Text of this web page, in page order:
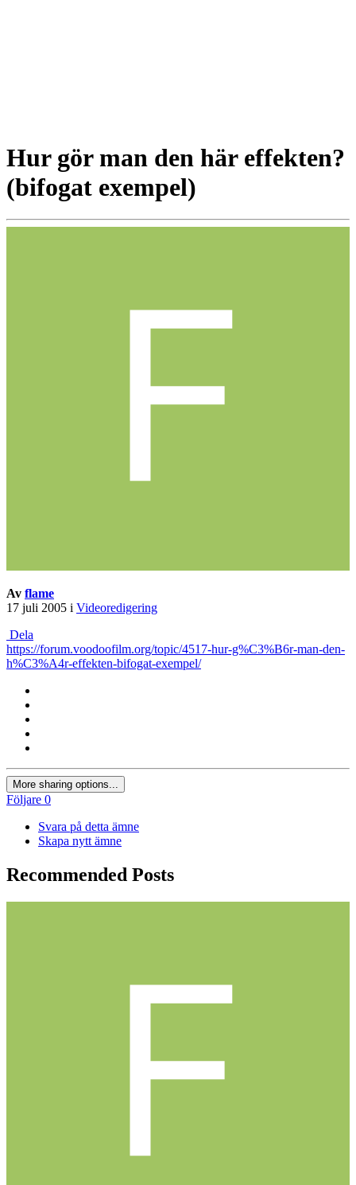
Hur gör man den här effekten?
(bifogat exempel)
Av flame
17 juli 2005 i Videoredigering
Dela
https://forum.voodoofilm.org/topic/4517-hur-g%C3%B6r-man-den-
h%C3%A4r-effekten-bifogat-exempel/
More sharing options...
Följare 0
Svara på detta ämne
Skapa nytt ämne
Recommended Posts